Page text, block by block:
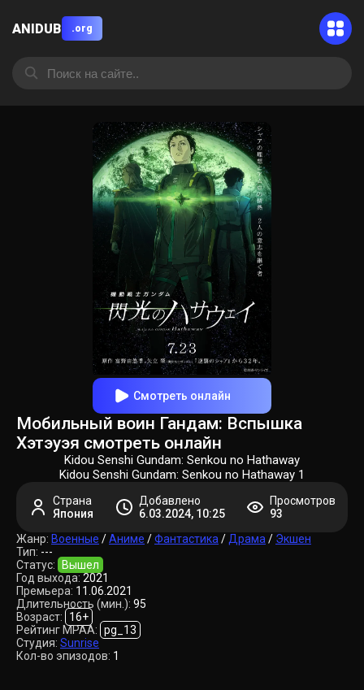
ANIDUB .org
Смотреть онлайн
Мобильный воин Гандам: Вспышка
Хэтэуэя смотреть онлайн
Kidou Senshi Gundam: Senkou no Hathaway
Kidou Senshi Gundam: Senkou no Hathaway 1
Страна
Япония
Добавлено
6.03.2024, 10:25
Просмотров
93
Жанр: Военные /Аниме /Фантастика / Драма / Экшен
Тип: ---
Статус:
Вышел
Год выхода: 2021
Премьера: 11.06.2021
Длительность (мин.): 95
Возраст:
16+
Рейтинг MPAA: pg_13
Студия: Sunrise
Кол-во эпизодов: 1